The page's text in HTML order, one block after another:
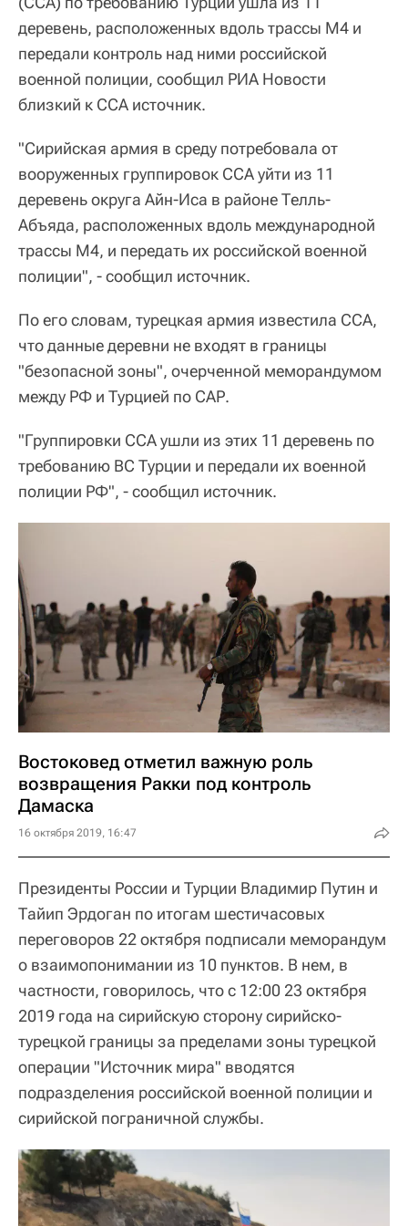
деревень, расположенных вдоль трассы M4 и
передали контроль над ними российской
военной полиции, сообщил РИА Новости
близкий к ССА источник.
"Сирийская армия в среду потребовала от
вооруженных группировок ССА уйти из 11
деревень округа Айн-Иса в районе Телль-
Абъяда, расположенных вдоль международной
трассы M4, и передать их российской военной
полиции", - сообщил источник.
По его словам, турецкая армия известила ССА,
что данные деревни не входят в границы
"безопасной зоны", очерченной меморандумом
между РФ и Турцией по САР.
"Группировки ССА ушли из этих 11 деревень по
требованию ВС Турции и передали их военной
полиции РФ", - сообщил источник.
Востоковед отметил важную роль
возвращения Ракки под контроль
Дамаска
16 октября 2019, 16:47
Президенты России и Турции Владимир Путин и
Тайип Эрдоган по итогам шестичасовых
переговоров 22 октября подписали меморандум
о взаимопонимании из 10 пунктов. В нем, в
частности, говорилось, что с 12:00 23 октября
2019 года на сирийскую сторону сирийско-
турецкой границы за пределами зоны турецкой
операции "Источник мира" вводятся
подразделения российской военной полиции и
сирийской пограничной службы.